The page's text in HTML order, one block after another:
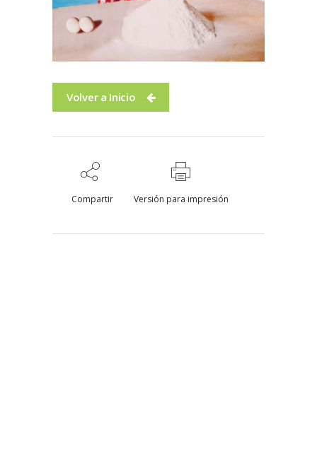
Volver a Inicio
Compartir Versión para impresión